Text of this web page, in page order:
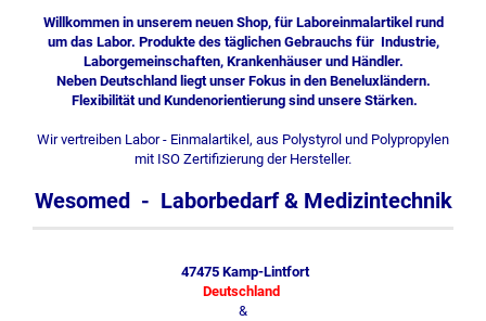
Willkommen in unserem neuen Shop, für Laboreinmalartikel rund
um das Labor. Produkte des täglichen Gebrauchs für Industrie,
Laborgemeinschaften, Krankenhäuser und Händler.
Neben Deutschland liegt unser Fokus in den Beneluxländern.
Flexibilität und Kundenorientierung sind unsere Stärken.
Wir vertreiben Labor - Einmalartikel, aus Polystyrol und Polypropylen
mit ISO Zertifizierung der Hersteller.
Wesomed - Laborbedarf & Medizintechnik
47475 Kamp-Lintfort
Deutschland
&